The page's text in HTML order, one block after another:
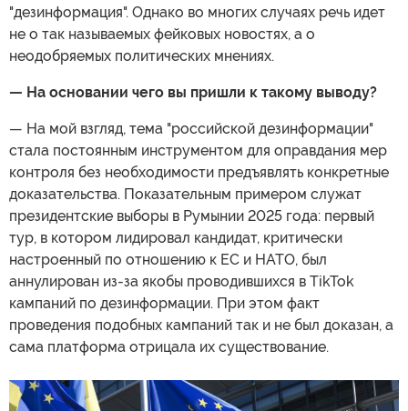
"дезинформация". Однако во многих случаях речь идет
не о так называемых фейковых новостях, а о
неодобряемых политических мнениях.
— На основании чего вы пришли к такому выводу?
— На мой взгляд, тема "российской дезинформации"
стала постоянным инструментом для оправдания мер
контроля без необходимости предъявлять конкретные
доказательства. Показательным примером служат
президентские выборы в Румынии 2025 года: первый
тур, в котором лидировал кандидат, критически
настроенный по отношению к ЕС и НАТО, был
аннулирован из-за якобы проводившихся в TikTok
кампаний по дезинформации. При этом факт
проведения подобных кампаний так и не был доказан, а
сама платформа отрицала их существование.